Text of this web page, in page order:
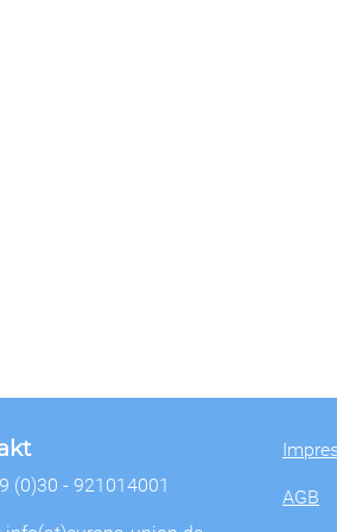
(0)30 - 921014001
AGB